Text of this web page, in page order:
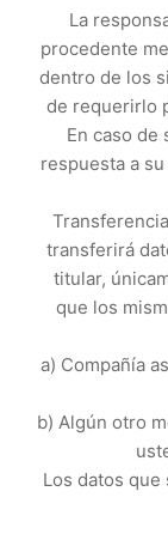
La
procedente
dentro de los
de requerirlo
En caso de
respuesta a
transferirá
titular,
que los
a) Compañía
b) Algún otro
Los datos que